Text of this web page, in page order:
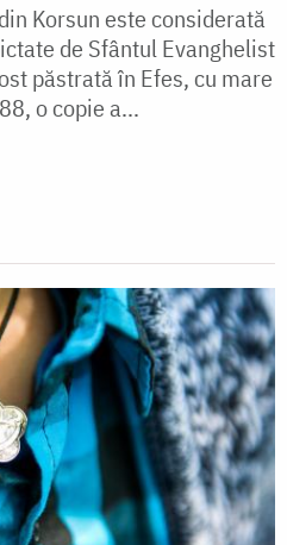
Korsun este considerată
de Sfântul Evanghelist
păstrată în Efes, cu mare
o copie a...